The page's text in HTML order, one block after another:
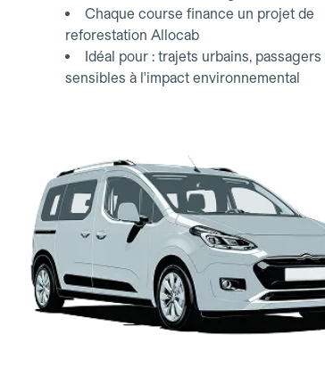
Chaque course finance un projet de
reforestation Allocab
Idéal pour : trajets urbains, passagers
sensibles à l'impact environnemental